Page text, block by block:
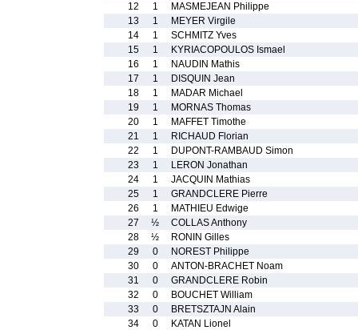
12
1
MASMEJEAN Philippe
13
1
MEYER Virgile
14
1
SCHMITZ Yves
15
1
KYRIACOPOULOS Ismael
16
1
NAUDIN Mathis
17
1
DISQUIN Jean
18
1
MADAR Michael
19
1
MORNAS Thomas
20
1
MAFFET Timothe
21
1
RICHAUD Florian
22
1
DUPONT-RAMBAUD Simon
23
1
LERON Jonathan
24
1
JACQUIN Mathias
25
1
GRANDCLERE Pierre
26
1
MATHIEU Edwige
27
½
COLLAS Anthony
28
½
RONIN Gilles
29
0
NOREST Philippe
30
0
ANTON-BRACHET Noam
31
0
GRANDCLERE Robin
32
0
BOUCHET William
33
0
BRETSZTAJN Alain
34
0
KATAN Lionel